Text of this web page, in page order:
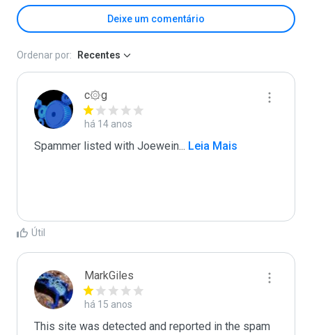
Deixe um comentário
Ordenar por: Recentes
c۞g
há 14 anos
Spammer listed with Joewein... Leia Mais
Útil
MarkGiles
há 15 anos
This site was detected and reported in the spam